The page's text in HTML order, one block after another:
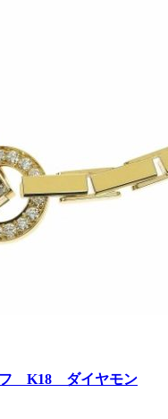
K18 ダイヤモン